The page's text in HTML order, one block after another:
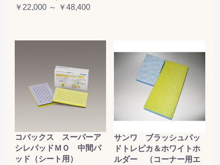
￥22,000 ～ ￥48,400
コバックス スーパーア
シレパッドＭＯ 中間パ
ッド（シート用）
サンワ ブラッシュパッ
ドトレピカ＆ホワイトホ
ルダー （コーナー用エ